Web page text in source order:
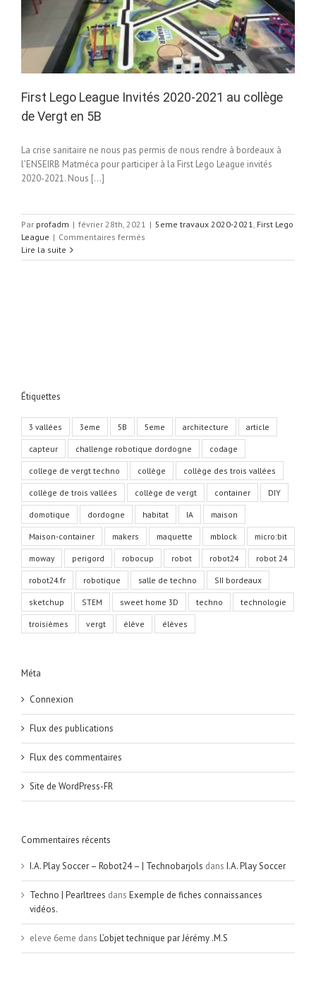
First Lego League Invités 2020-2021 au collège
de Vergt en 5B
La crise sanitaire ne nous pas permis de nous rendre à bordeaux à
l’ENSEIRB Matméca pour participer à la First Lego League invités
2020-2021. Nous […]
Par profadm | février 28th, 2021 | 5eme travaux 2020-2021, First Lego
League | Commentaires fermés
Lego
Lire la suite
Étiquettes
3 vallées 3eme 5B 5eme architecture article
capteur challenge robotique dordogne codage
college de vergt techno collège collège des trois vallées
collège de trois vallées collège de vergt container DIY
domotique dordogne habitat IA maison
Maison-container makers maquette mblock micro:bit
moway perigord robocup robot robot24 robot 24
robot24.fr robotique salle de techno SII bordeaux
sketchup STEM sweet home 3D techno technologie
troisièmes vergt élève élèves
Méta
Connexion
Flux des publications
Flux des commentaires
Site de WordPress-FR
Commentaires récents
I.A. Play Soccer – Robot24 – | Technobarjols dans I.A. Play Soccer
Techno | Pearltrees dans Exemple de fiches connaissances
vidéos.
eleve 6eme dans L’objet technique par Jérémy .M.S